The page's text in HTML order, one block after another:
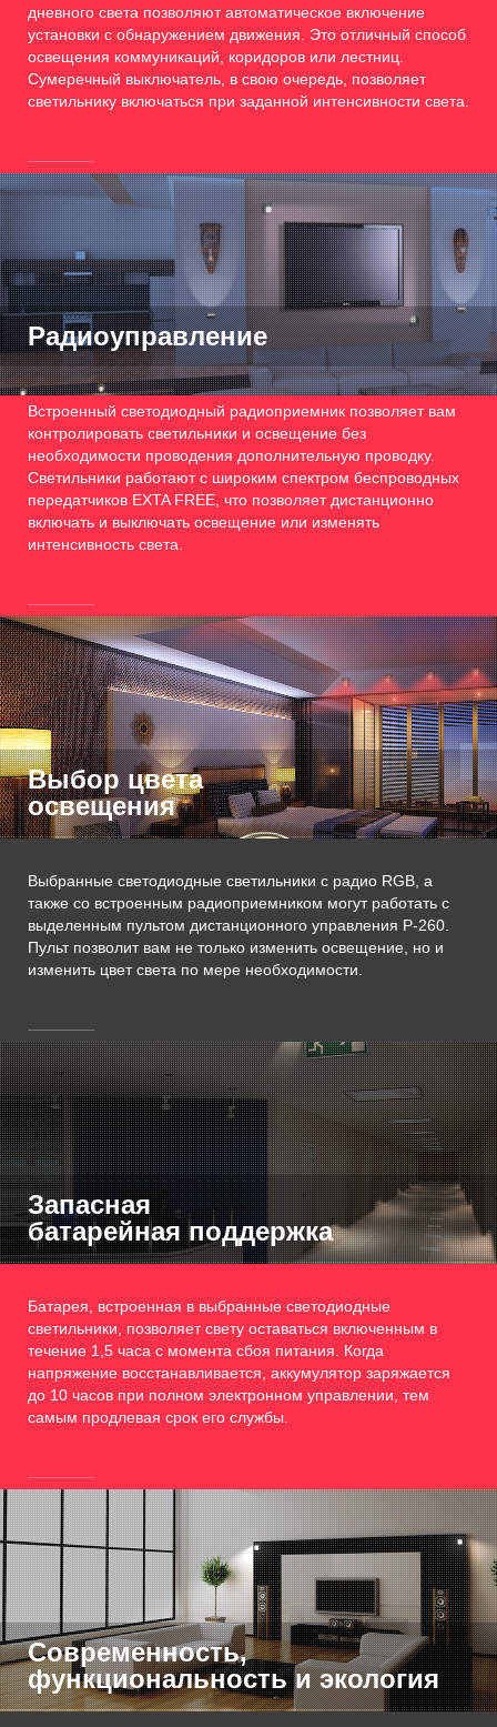
дневного света позволяют автоматическое включение
установки с обнаружением движения. Это отличный способ
освещения коммуникаций, коридоров или лестниц.
Сумеречный выключатель, в свою очередь, позволяет
светильнику включаться при заданной интенсивности света.
Радиоуправление
Встроенный светодиодный радиоприемник позволяет вам
контролировать светильники и освещение без
необходимости проводения дополнительную проводку.
Светильники работают с широким спектром беспроводных
передатчиков EXTA FREE, что позволяет дистанционно
включать и выключать освещение или изменять
интенсивность света.
Выбор цвета
освещения
Выбранные светодиодные светильники с радио RGB, а
также со встроенным радиоприемником могут работать с
выделенным пультом дистанционного управления P-260.
Пульт позволит вам не только изменить освещение, но и
изменить цвет света по мере необходимости.
Запасная
батарейная поддержка
Батарея, встроенная в выбранные светодиодные
светильники, позволяет свету оставаться включенным в
течение 1,5 часа с момента сбоя питания. Когда
напряжение восстанавливается, аккумулятор заряжается
до 10 часов при полном электронном управлении, тем
самым продлевая срок его службы.
Современность,
функциональность и экология